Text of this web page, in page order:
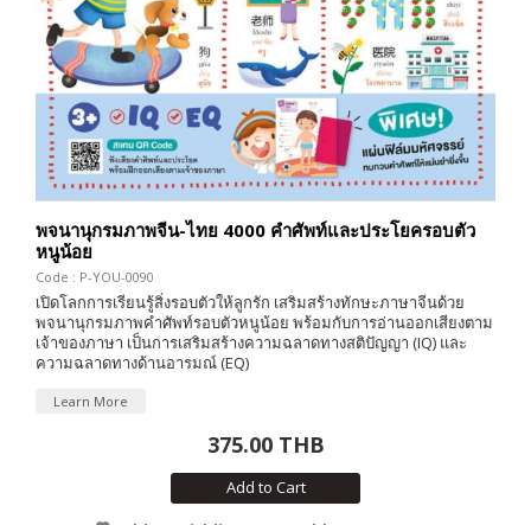
พจนานุกรมภาพจีน-ไทย 4000 คำศัพท์และประโยครอบตัว
หนูน้อย
Code : P-YOU-0090
เปิดโลกการเรียนรู้สิ่งรอบตัวให้ลูกรัก เสริมสร้างทักษะภาษาจีนด้วย
พจนานุกรมภาพคำศัพท์รอบตัวหนูน้อย พร้อมกับการอ่านออกเสียงตาม
เจ้าของภาษา เป็นการเสริมสร้างความฉลาดทางสติปัญญา (IQ) และ
ความฉลาดทางด้านอารมณ์ (EQ)
Learn More
375.00 THB
Add to Cart